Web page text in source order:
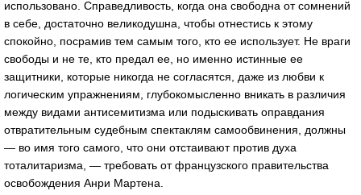
использовано. Справедливость, когда она свободна от сомнений
в себе, достаточно великодушна, чтобы отнестись к этому
спокойно, посрамив тем самым того, кто ее использует. Не враги
свободы и не те, кто предал ее, но именно истинные ее
защитники, которые никогда не согласятся, даже из любви к
логическим упражнениям, глубокомысленно вникать в различия
между видами антисемитизма или подыскивать оправдания
отвратительным судебным спектаклям самообвинения, должны
— во имя того самого, что они отстаивают против духа
тоталитаризма, — требовать от французского правительства
освобождения Анри Мартена.